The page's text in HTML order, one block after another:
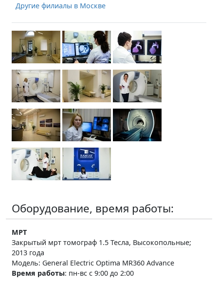
Другие филиалы в Москве
Оборудование, время работы:
МРТ
Закрытый мрт томограф 1.5 Тесла, Высокопольные;
2013 года
Модель: General Electric Optima MR360 Advance
Время работы: пн-вс с 9:00 до 2:00